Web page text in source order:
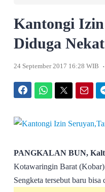
Kantongi
Diduga
24 September 2017 16:28 WIB .
PANGKALAN BUN,
Kotawaringin Barat (Kobar)
Sengketa tersebut baru